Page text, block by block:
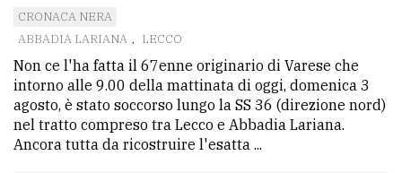
CRONACA NERA
ABBADIA LARIANA , LECCO
Non ce l'ha fatta il 67enne originario di Varese che
intorno alle 9.00 della mattinata di oggi, domenica 3
agosto, è stato soccorso lungo la SS 36 (direzione nord)
nel tratto compreso tra Lecco e Abbadia Lariana.
Ancora tutta da ricostruire l'esatta ...